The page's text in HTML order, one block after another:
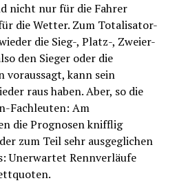
nicht nur für die Fahrer
die Wetter. Zum Totalisator-
die Sieg-, Platz-, Zweier-
den Sieger oder die
kann sein
raus haben. Aber, so die
Fachleuten: Am
die Prognosen knifflig
zum Teil sehr ausgeglichen
Unerwartet Rennverläufe